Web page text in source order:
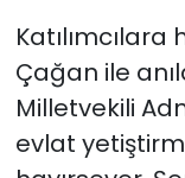
Çağan ile
Milletvekili
evlat